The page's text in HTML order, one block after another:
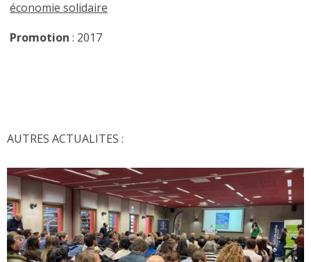
économie solidaire
Promotion : 2017
AUTRES ACTUALITES :